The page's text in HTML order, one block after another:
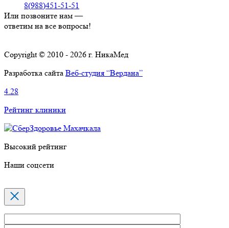
8(988)451-51-51
Или позвоните нам —
ответим на все вопросы!
Copyright © 2010 - 2026 г. НикаМед
Разработка сайта Веб-студия “Вердана”
4.28
Рейтинг клиники
Высокий рейтинг
Наши соцсети